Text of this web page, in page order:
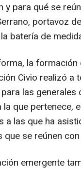
y para qué se
portavoz
batería de
la
Civio realizó
las
la que pertenece,
a las que ha
que se reúnen
emergente